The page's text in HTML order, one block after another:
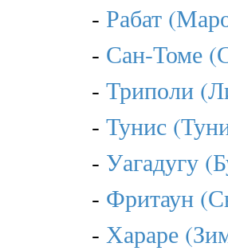
- Рабат
- Сан-Томе
- Триполи
- Тунис
- Уагадугу
- Фритаун
- Хараре